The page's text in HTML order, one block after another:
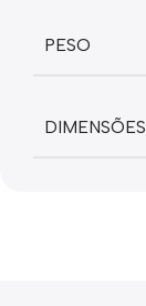
PESO
DIMENSÕES